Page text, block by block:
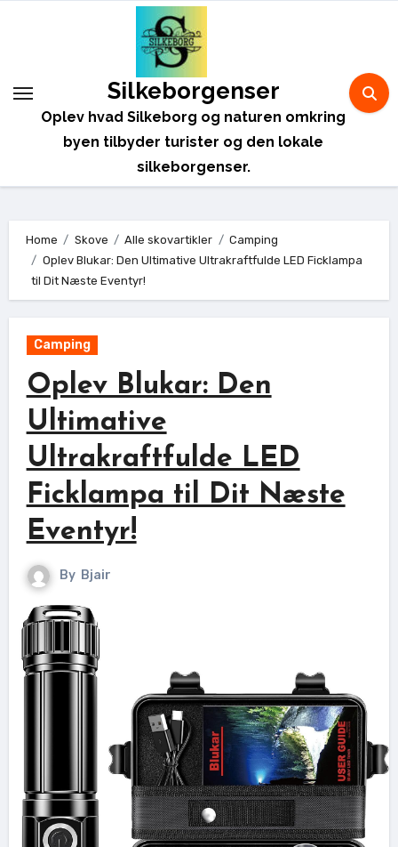
Silkeborgenser
Oplev hvad Silkeborg og naturen omkring
byen tilbyder turister og den lokale
silkeborgenser.
Home Skove Alle skovartikler
Camping
Oplev Blukar: Den Ultimative Ultrakraftfulde LED Ficklampa
til Dit Næste Eventyr!
Camping
Oplev Blukar: Den
Ultimative
Ultrakraftfulde LED
Ficklampa til Dit Næste
Eventyr!
By Bjair